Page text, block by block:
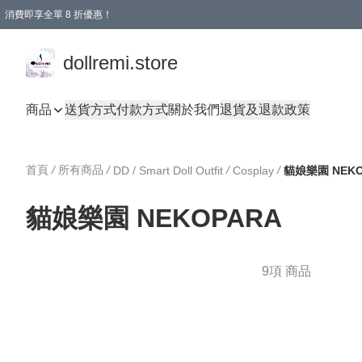
消費即享全單 8 折優惠！
dollremi.store
商品 送貨方式付款方式關於我們退貨及退款政策
首頁 / 所有商品 / DD / Smart Doll Outfit / Cosplay / 貓娘樂園
貓娘樂園 NEKOPARA
9項 商品